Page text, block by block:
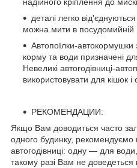
надійного кріплення до
деталі легко
можна мити в посудомийній
Автопоїлки-
корму та води призначені
Невеликі автогодівниці-
використовувати для кішок і
РЕКОМЕНДАЦИИ:
Якщо Вам доводиться часто
одного будинку, рекомендуємо
автогодівниці: одну — для
такому разі Вам не